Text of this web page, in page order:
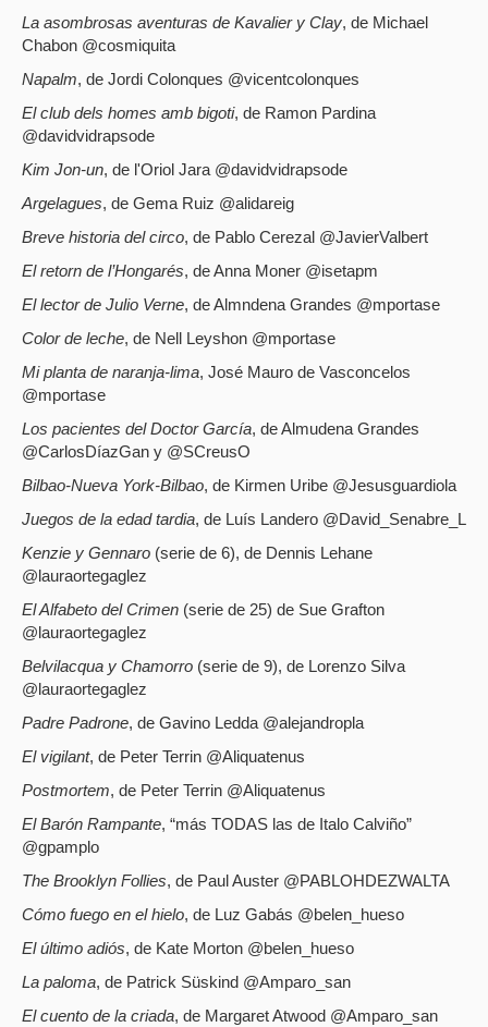
La asombrosas aventuras de Kavalier y Clay, de Michael
Chabon @cosmiquita
Napalm, de Jordi Colonques @vicentcolonques
El club dels homes amb bigoti, de Ramon Pardina
@davidvidrapsode
Kim Jon-un, de l'Oriol Jara @davidvidrapsode
Argelagues, de Gema Ruiz @alidareig
Breve historia del circo, de Pablo Cerezal @JavierValbert
El retorn de l’Hongarés, de Anna Moner @isetapm
El lector de Julio Verne, de Almndena Grandes @mportase
Color de leche, de Nell Leyshon @mportase
Mi planta de naranja-lima, José Mauro de Vasconcelos
@mportase
Los pacientes del Doctor García, de Almudena Grandes
@CarlosDíazGan y @SCreusO
Bilbao-Nueva York-Bilbao, de Kirmen Uribe @Jesusguardiola
Juegos de la edad tardia, de Luís Landero @David_Senabre_L
Kenzie y Gennaro (serie de 6), de Dennis Lehane
@lauraortegaglez
El Alfabeto del Crimen (serie de 25) de Sue Grafton
@lauraortegaglez
Belvilacqua y Chamorro (serie de 9), de Lorenzo Silva
@lauraortegaglez
Padre Padrone, de Gavino Ledda @alejandropla
El vigilant, de Peter Terrin @Aliquatenus
Postmortem, de Peter Terrin @Aliquatenus
El Barón Rampante, “más TODAS las de Italo Calviño”
@gpamplo
The Brooklyn Follies, de Paul Auster @PABLOHDEZWALTA
Cómo fuego en el hielo, de Luz Gabás @belen_hueso
El último adiós, de Kate Morton @belen_hueso
La paloma, de Patrick Süskind @Amparo_san
El cuento de la criada, de Margaret Atwood @Amparo_san